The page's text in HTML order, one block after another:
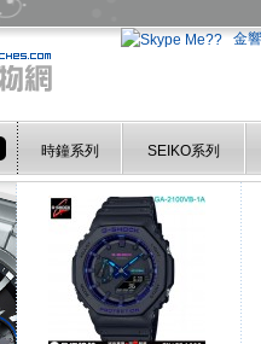
金
時鐘系列 SEIKO系列